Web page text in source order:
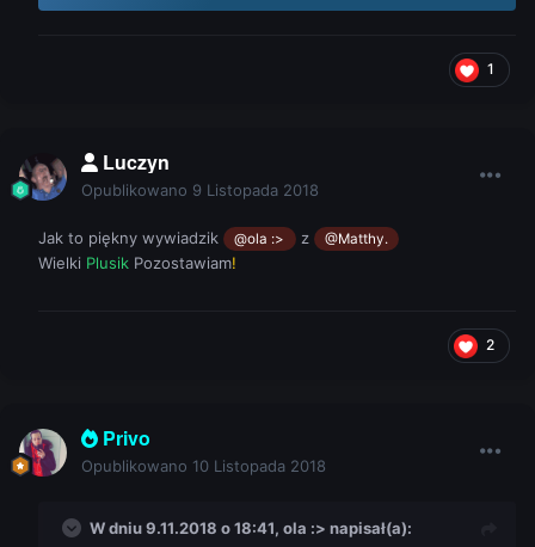
1
Luczyn
Opublikowano 9 Listopada 2018
Jak to piękny wywiadzik @ola :> z @Matthy.
Wielki Plusik Pozostawiam!
2
Privo
Opublikowano 10 Listopada 2018
W dniu 9.11.2018 o 18:41, ola :> napisał(a):